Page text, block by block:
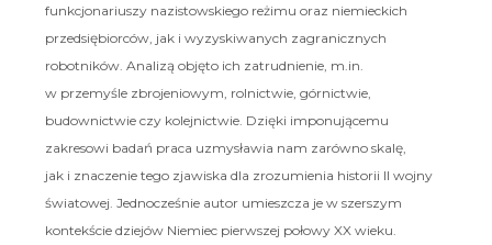
funkcjonariuszy nazistowskiego reżimu oraz niemieckich
przedsiębiorców, jak i wyzyskiwanych zagranicznych
robotników. Analizą objęto ich zatrudnienie, m.in.
w przemyśle zbrojeniowym, rolnictwie, górnictwie,
budownictwie czy kolejnictwie. Dzięki imponującemu
zakresowi badań praca uzmysławia nam zarówno skalę,
jak i znaczenie tego zjawiska dla zrozumienia historii II wojny
światowej. Jednocześnie autor umieszcza je w szerszym
kontekście dziejów Niemiec pierwszej połowy XX wieku.